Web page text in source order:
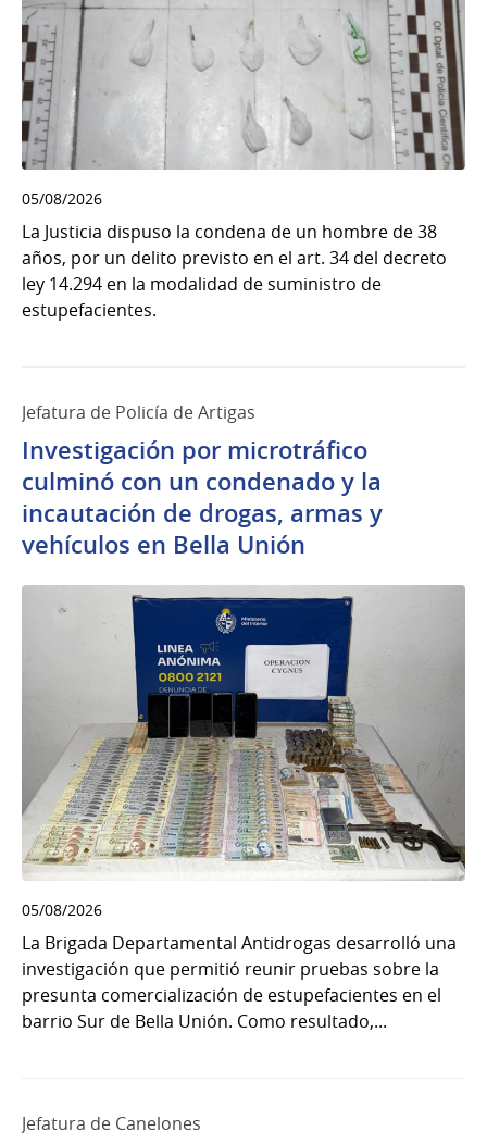
05/08/2026
La Justicia dispuso la condena de un hombre de 38
años, por un delito previsto en el art. 34 del decreto
ley 14.294 en la modalidad de suministro de
estupefacientes.
Jefatura de Policía de Artigas
Investigación por microtráfico
culminó con un condenado y la
incautación de drogas, armas y
vehículos en Bella Unión
05/08/2026
La Brigada Departamental Antidrogas desarrolló una
investigación que permitió reunir pruebas sobre la
presunta comercialización de estupefacientes en el
barrio Sur de Bella Unión. Como resultado,...
Jefatura de Canelones